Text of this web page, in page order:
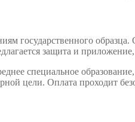
государственного
защита и
специальное образование,
цели. Оплата проходит